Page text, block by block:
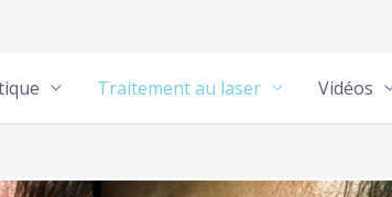
Traitement au laser Vidéos